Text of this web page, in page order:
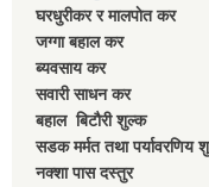
घरधुरीकर र मालपाेत कर
जग्गा बहाल कर
ब्यवसाय कर
सवारी साधन कर
बहाल बिटाैरी शुल्क
सडक मर्मत तथा पर्यावरणिय
नक्शा पास दस्तुर